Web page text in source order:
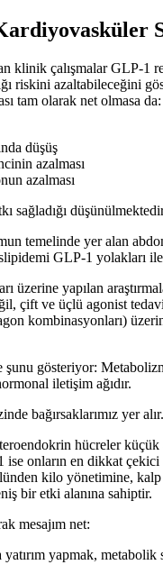
klinik çalışmalar GLP-1
riskini azaltabileceğini
tam olarak net olmasa da:
düşüş
azalması
azalması
sağladığı
temelinde yer alan
GLP-1 yolakları
üzerine yapılan
çift ve üçlü agonist
kombinasyonları)
şunu gösteriyor:
iletişim ağıdır.
bağırsaklarımız yer alır.
hücreler
ise onların en dikkat
kilo yönetimine, kalp
bir etki alanına sahiptir.
mesajım net:
yatırım yapmak, metabolik